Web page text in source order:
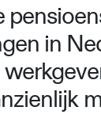
in